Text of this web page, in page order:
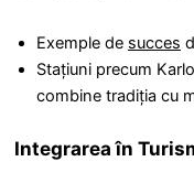
Exemple de succes
Stațiuni precum
combine tradiția cu
Integrarea în